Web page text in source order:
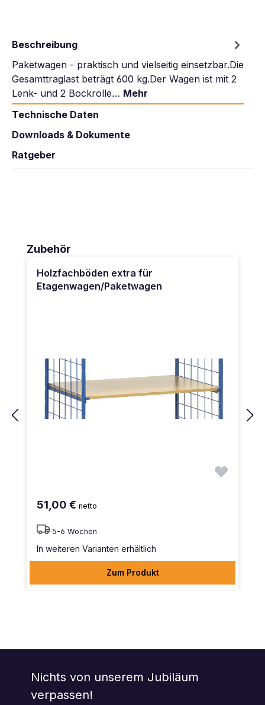
Beschreibung
Paketwagen - praktisch und vielseitig einsetzbar.Die
Gesamttraglast beträgt 600 kg.Der Wagen ist mit 2
Lenk- und 2 Bockrolle… Mehr
Technische Daten
Downloads & Dokumente
Ratgeber
Produktgalerie überspringen
Zubehör
Holzfachböden extra für
Etagenwagen/Paketwagen
51,00 € netto
5-6 Wochen
In weiteren Varianten erhältlich
Zum Produkt
Nichts von unserem Jubiläum
verpassen!